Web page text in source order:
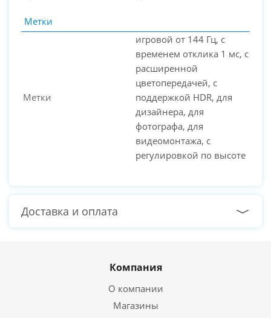
Метки
Метки
игровой от 144 Гц, с
временем отклика 1 мс, с
расширенной
цветопередачей, с
поддержкой HDR, для
дизайнера, для
фотографа, для
видеомонтажа, с
регулировкой по высоте
Доставка и оплата
Компания
О компании
Магазины